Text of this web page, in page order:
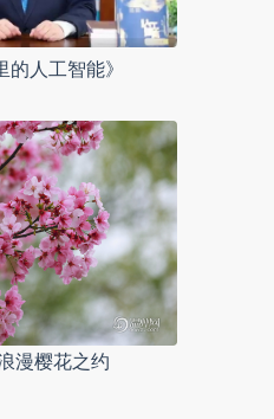
人工智能》
漫樱花之约